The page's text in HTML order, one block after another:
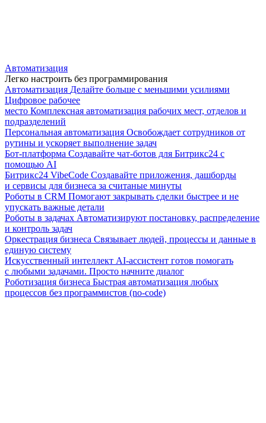
Автоматизация
Легко настроить без программирования
Автоматизация Делайте больше с меньшими усилиями
Цифровое рабочее
место Комплексная автоматизация рабочих мест, отделов и
подразделений
Персональная автоматизация Освобождает сотрудников от
рутины и ускоряет выполнение задач
Бот-платформа Создавайте чат-ботов для Битрикс24 с
помощью AI
Битрикс24 VibeCode Создавайте приложения, дашборды
и сервисы для бизнеса за считаные минуты
Роботы в CRM Помогают закрывать сделки быстрее и не
упускать важные детали
Роботы в задачах Автоматизируют постановку, распределение
и контроль задач
Оркестрация бизнеса Связывает людей, процессы и данные в
единую систему
Искусственный интеллект AI-ассистент готов помогать
с любыми задачами. Просто начните диалог
Роботизация бизнеса Быстрая автоматизация любых
процессов без программистов (no-code)